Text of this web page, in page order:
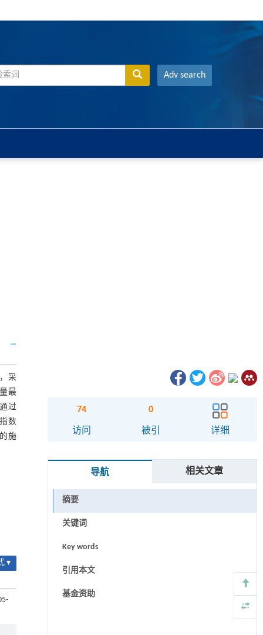
Adv search
采
最
过
数
施
▾
74
访问
0
被引 详细
导航 相关文章
摘要
关键词
Key words
引用本文
基金资助